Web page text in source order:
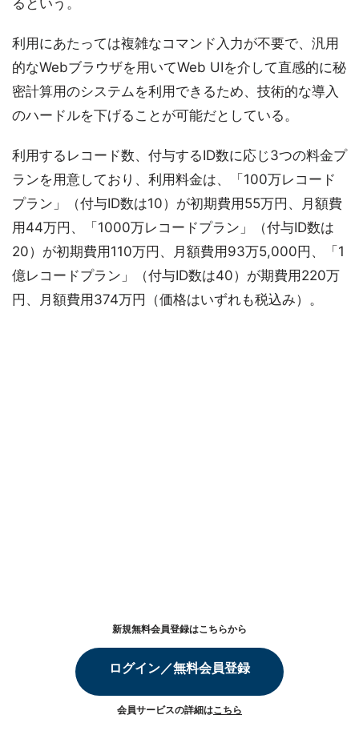
利用にあたっては複雑なコマンド入力が不要で、汎用
的なWebブラウザを用いてWeb UIを介して直感的に秘
密計算用のシステムを利用できるため、技術的な導入
のハードルを下げることが可能だとしている。
利用するレコード数、付与するID数に応じ3つの料金プ
ランを用意しており、利用料金は、「100万レコード
プラン」（付与ID数は10）が初期費用55万円、月額費
用44万円、「1000万レコードプラン」（付与ID数は
20）が初期費用110万円、月額費用93万5,000円、「1
億レコードプラン」（付与ID数は40）が期費用220万
円、月額費用374万円（価格はいずれも税込み）。
新規無料会員登録はこちらから
ログイン／無料会員登録
会員サービスの詳細はこちら